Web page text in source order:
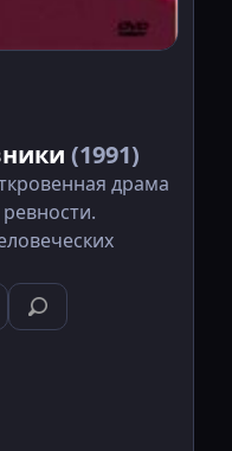
(1991)
драма